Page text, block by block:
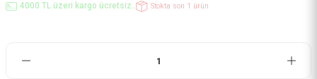
4000 TL üzeri kargo ücretsiz..
Stokta son 1 ürün